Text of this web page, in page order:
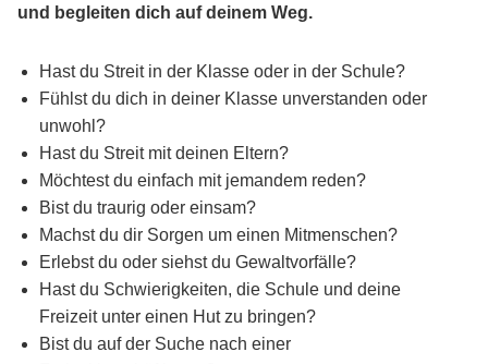
und begleiten dich auf deinem Weg.
Hast du Streit in der Klasse oder in der Schule?
Fühlst du dich in deiner Klasse unverstanden oder
unwohl?
Hast du Streit mit deinen Eltern?
Möchtest du einfach mit jemandem reden?
Bist du traurig oder einsam?
Machst du dir Sorgen um einen Mitmenschen?
Erlebst du oder siehst du Gewaltvorfälle?
Hast du Schwierigkeiten, die Schule und deine
Freizeit unter einen Hut zu bringen?
Bist du auf der Suche nach einer